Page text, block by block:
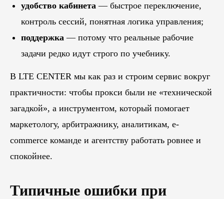
удобство кабинета — быстрое переключение,
контроль сессий, понятная логика управления;
поддержка — потому что реальные рабочие
задачи редко идут строго по учебнику.
В LTE CENTER мы как раз и строим сервис вокруг
практичности: чтобы прокси были не «технической
загадкой», а инструментом, который помогает
маркетологу, арбитражнику, аналитикам, e-
commerce команде и агентству работать ровнее и
спокойнее.
Типичные ошибки при
Похожие статьи
Блог
ПЕРЕЙТИ В БЛОГ
ПЕРЕЙТИ В БЛОГ